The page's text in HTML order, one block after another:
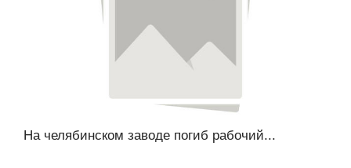
На челябинском заводе погиб рабочий...